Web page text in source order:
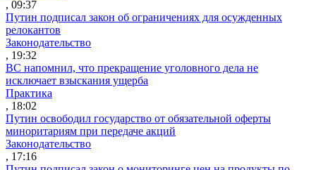
, 09:37
Путин подписал закон об ограничениях для осужденных
релокантов
Законодательство
, 19:32
ВС напомнил, что прекращение уголовного дела не
исключает взыскания ущерба
Практика
, 18:02
Путин освободил государство от обязательной оферты
миноритариям при передаче акций
Законодательство
, 17:16